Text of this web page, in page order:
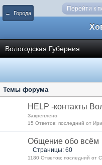
Перейти к
← Города
Вологодская Губерния
Темы форума
HELP -контакты
Закреплено
15 Ответов: последний от
Общение обо всём
Страницы: 60
1180 Ответов: последний от